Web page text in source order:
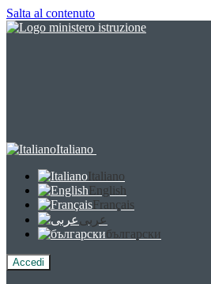
Salta al contenuto
Italiano
Italiano
English
Français
عربى
български
Accedi